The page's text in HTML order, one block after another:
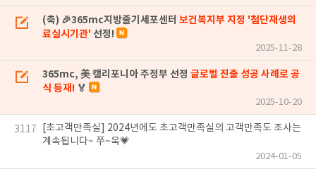
(축) 🎉365mc지방줄기세포센터 보건복지부 지정 '첨단재생의
료실시기관' 선정!
2025-11-28
365mc, 美 캘리포니아 주정부 선정 글로벌 진출 성공 사례로 공
식 등재! 🏅
2025-10-20
3117
[초고객만족실] 2024년에도 초고객만족실의 고객만족도 조사는
계속됩니다~ 쭈~욱💗
2024-01-05